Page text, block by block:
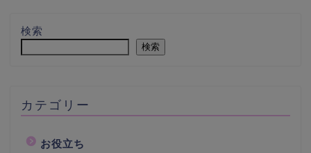
検索
検索
カテゴリー
お役立ち